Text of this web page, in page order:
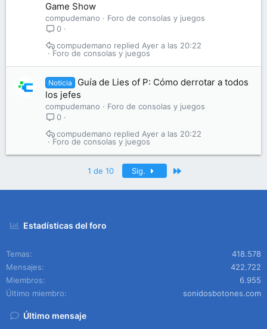
Game Show
compudemano
Foro de consolas y juegos
0
Foro de consolas y juegos
Ayer a las 20:22
compudemano
Noticia
Guía de Lies of P: Cómo derrotar a todos
los jefes
compudemano
Foro de consolas y juegos
0
Foro de consolas y juegos
Ayer a las 20:22
compudemano
1 de 10 Sig.
Estadísticas del foro
Temas
418.578
Mensajes
422.722
Miembros
6.955
Último miembro
sonidosbotones.com
Último mensaje